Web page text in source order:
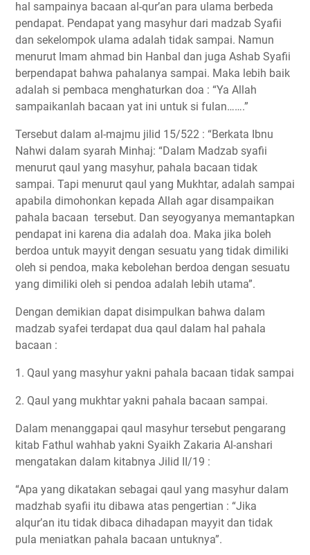
hal sampainya bacaan al-qur’an para ulama berbeda
pendapat. Pendapat yang masyhur dari madzab Syafii
dan sekelompok ulama adalah tidak sampai. Namun
menurut Imam ahmad bin Hanbal dan juga Ashab Syafii
berpendapat bahwa pahalanya sampai. Maka lebih baik
adalah si pembaca menghaturkan doa : “Ya Allah
sampaikanlah bacaan yat ini untuk si fulan…….”
Tersebut dalam al-majmu jilid 15/522 : “Berkata Ibnu
Nahwi dalam syarah Minhaj: “Dalam Madzab syafii
menurut qaul yang masyhur, pahala bacaan tidak
sampai. Tapi menurut qaul yang Mukhtar, adalah sampai
apabila dimohonkan kepada Allah agar disampaikan
pahala bacaan tersebut. Dan seyogyanya memantapkan
pendapat ini karena dia adalah doa. Maka jika boleh
berdoa untuk mayyit dengan sesuatu yang tidak dimiliki
oleh si pendoa, maka kebolehan berdoa dengan sesuatu
yang dimiliki oleh si pendoa adalah lebih utama”.
Dengan demikian dapat disimpulkan bahwa dalam
madzab syafei terdapat dua qaul dalam hal pahala
bacaan :
1. Qaul yang masyhur yakni pahala bacaan tidak sampai
2. Qaul yang mukhtar yakni pahala bacaan sampai.
Dalam menanggapai qaul masyhur tersebut pengarang
kitab Fathul wahhab yakni Syaikh Zakaria Al-anshari
mengatakan dalam kitabnya Jilid II/19 :
“Apa yang dikatakan sebagai qaul yang masyhur dalam
madzhab syafii itu dibawa atas pengertian : “Jika
alqur’an itu tidak dibaca dihadapan mayyit dan tidak
pula meniatkan pahala bacaan untuknya”.